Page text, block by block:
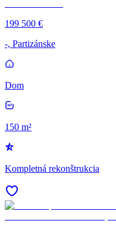
199 500 €
-, Partizánske
Dom
150 m²
Kompletná rekonštrukcia